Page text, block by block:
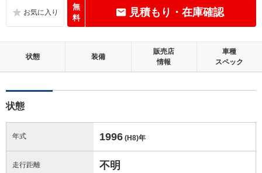
無
料
見積もり・在庫確認
状態 装備
販売店
情報
車種
スペック
状態
年式 1996 (H8)年
走行距離 不明